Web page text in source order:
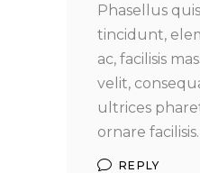
Phasellus
tincidunt,
ac, facilisis
velit,
ultrices
ornare facilisis.
REPLY